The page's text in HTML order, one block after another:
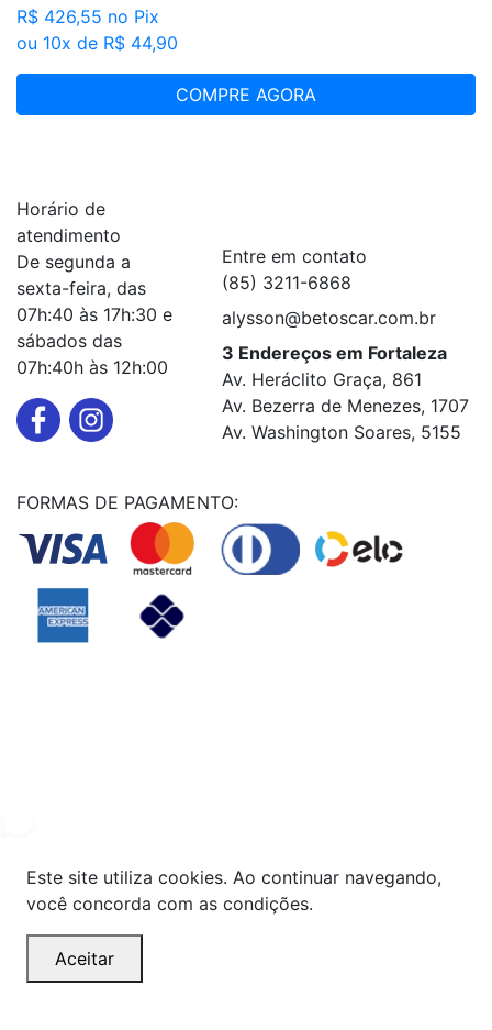
R$ 426,55 no Pix
ou 10x de R$ 44,90
COMPRE AGORA
Horário de
atendimento
De segunda a
sexta-feira, das
07h:40 às 17h:30 e
sábados das
07h:40h às 12h:00
Entre em contato
(85) 3211-6868
alysson@betoscar.com.br
3 Endereços em Fortaleza
Av. Heráclito Graça, 861
Av. Bezerra de Menezes, 1707
Av. Washington Soares, 5155
FORMAS DE PAGAMENTO:
Este site utiliza cookies. Ao continuar navegando,
você concorda com as condições.
Aceitar